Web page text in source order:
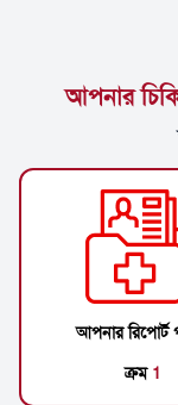
আপনার
আপনার রিপোর্ট
ক্রম 1